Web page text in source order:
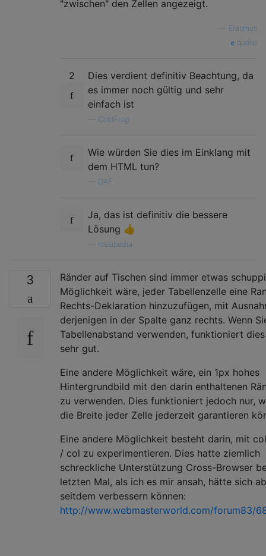
"zwischen" den Zellen angezeigt.
Erasmus
quelle
2
Dies verdient definitiv Beachtung, da
es immer noch gültig und sehr
einfach ist
ColdFrog
Wie würden Sie dies im Einklang mit
dem HTML tun?
DAE
Ja, das ist definitiv die bessere
Lösung 👍
rossipedia
3
Ränder auf Tischen sind immer etwas
Möglichkeit wäre, jeder Tabellenzelle eine
Rechts-Deklaration hinzuzufügen, mit
derjenigen in der Spalte ganz rechts. Wenn
Tabellenabstand verwenden, funktioniert
sehr gut.
Eine andere Möglichkeit wäre, ein 1px hohes
Hintergrundbild mit den darin enthaltenen
zu verwenden. Dies funktioniert jedoch nur,
die Breite jeder Zelle jederzeit garantieren
Eine andere Möglichkeit besteht darin, mit
/ col zu experimentieren. Dies hatte ziemlich
schreckliche Unterstützung Cross-Browser
letzten Mal, als ich es mir ansah, hätte sich
seitdem verbessern können:
http://www.webmasterworld.com/forum83/